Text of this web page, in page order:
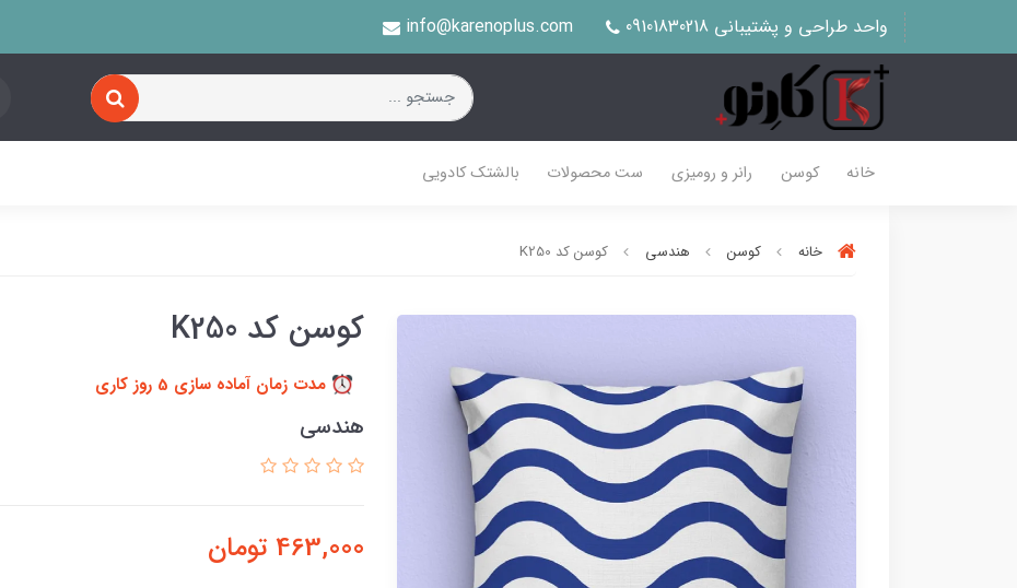
واحد طراحی و پشتیبانی 09101830218 info@karenoplus.com
خانه کوسن رانر و رومیزی ست محصولات بالشتک کادویی
خانه کوسن هندسی کوسن کد K250
کوسن کد K250
مدت زمان آماده سازی 5 روز کاری
هندسی
463,000 تومان